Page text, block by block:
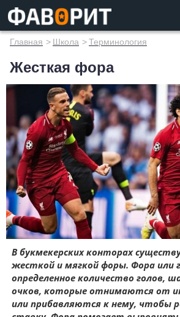
Главная > Школа >Терминология
Жесткая фора
В букмекерских конторах
жесткой и мягкой форы. Фора или
определенное количество голов,
очков, которые отнимаются от
или прибавляются к нему, чтобы